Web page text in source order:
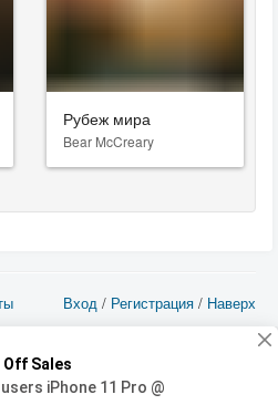
Рубеж мира
Bear McCreary
Вход / Регистрация / Наверх
только в том в случае, если
целями - для прочих целей